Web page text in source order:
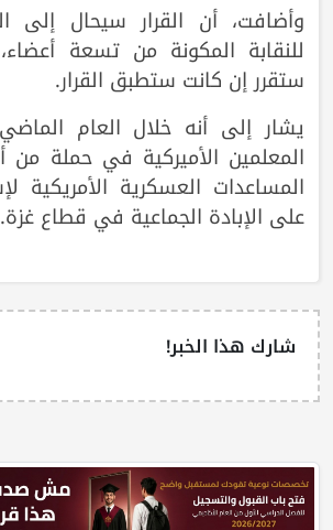
وأضافت، أن القرار سيحال إلى
للنقابة المكونة من تسعة
ستقرر إن كانت ستطبق القرار.
يشار إلى أنه خلال العام
المعلمين الأميركية في حملة
المساعدات العسكرية الأمريكية
على الإبادة الجماعية في قطاع غزة.
شارك هذا الخبر!